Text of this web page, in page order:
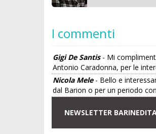
I commenti
Gigi De Santis- Mi
Antonio Caradonna, per le
Nicola Mele- Bello e
dal Barion o per un periodo
NEWSLETTER